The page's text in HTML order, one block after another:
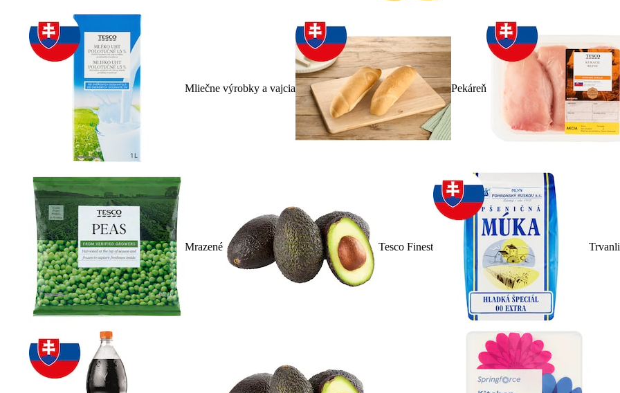
Mliečne výrobky a vajcia Pekáreň
Mrazené Tesco Finest